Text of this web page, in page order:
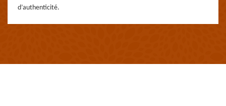
d’authenticité.